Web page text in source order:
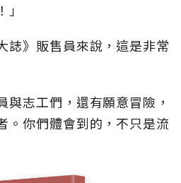
誌》販售員來說，這是非常
與志工們，還有願意冒險，
。你們體會到的，不只是流